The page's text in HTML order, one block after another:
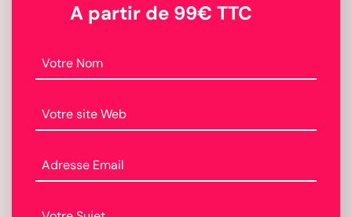
A partir de 99€ TTC